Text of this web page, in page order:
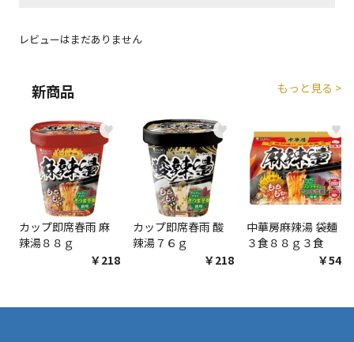
レビューはまだありません
新商品 もっと見る >
♥
カップ即席春雨 麻
辣湯８８ｇ
￥218
♥
カップ即席春雨 酸
辣湯７６ｇ
￥218
♥
中華房麻辣湯 袋麺
３食８８ｇ３食
￥548